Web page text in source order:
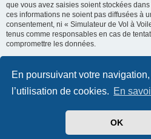
En poursuivant votre
l’utilisation de cookies. En
OK
que vous avez saisies soient stockées
ces informations ne soient pas diffusées à
consentement, ni « Simulateur de Vol à
tenus comme responsables en cas de
compromettre les données.
Retour à la page précédente
phpBB ® Forum